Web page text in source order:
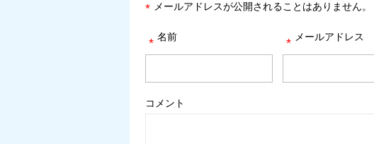
メールアドレスが公開されることはありません。
*
名前
* メールアドレス
*
コメント